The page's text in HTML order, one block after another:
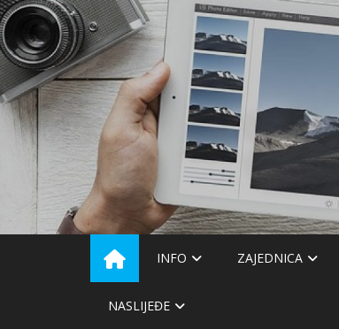
Skip
to
content
INFO ZAJEDNICA
NASLIJEĐE